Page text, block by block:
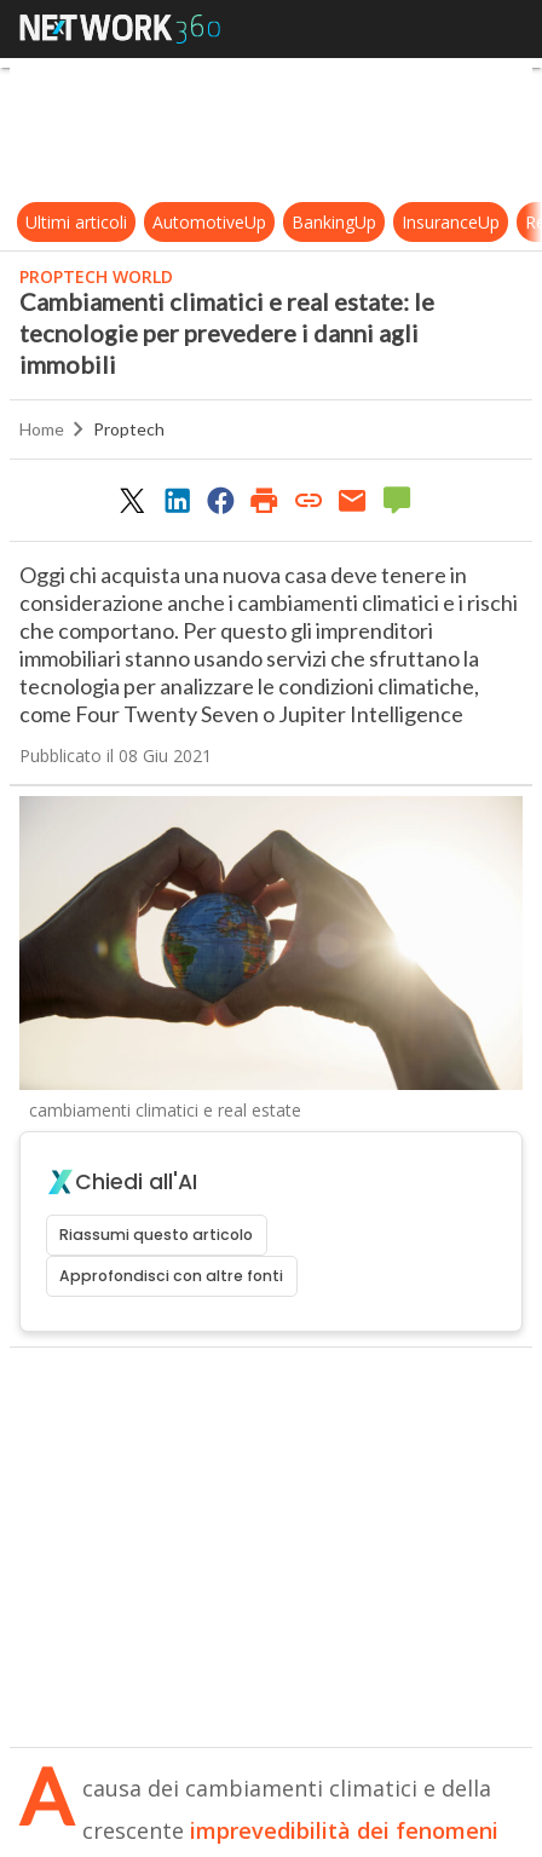
Cambiamenti climatici e real
Ultimi articoli AutomotiveUp BankingUp InsuranceUp
PROPTECH WORLD
Cambiamenti climatici e real estate: le
tecnologie per prevedere i danni agli
immobili
Home Proptech
Oggi chi acquista una nuova casa deve tenere in
considerazione anche i cambiamenti climatici e i rischi
che comportano. Per questo gli imprenditori
immobiliari stanno usando servizi che sfruttano la
tecnologia per analizzare le condizioni climatiche,
come Four Twenty Seven o Jupiter Intelligence
Pubblicato il 08 Giu 2021
cambiamenti climatici e real estate
Chiedi all'AI
Riassumi questo articolo
Approfondisci con altre fonti
A causa dei cambiamenti climatici e della
crescente imprevedibilità dei fenomeni